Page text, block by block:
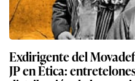
Exdirigente del
JP en Ética: